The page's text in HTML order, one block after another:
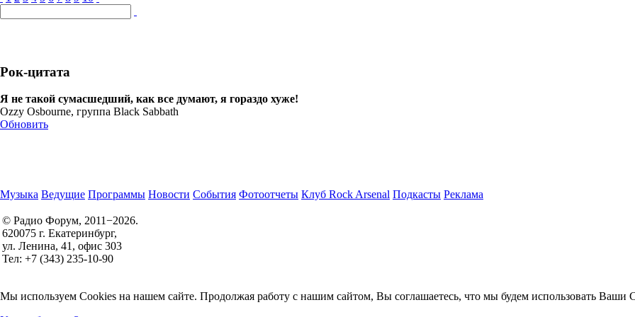
Рок-цитата
Я не такой сумасшедший, как все думают, я гораздо хуже!
Ozzy Osbourne, группа Black Sabbath
Обновить
Музыка Ведущие Программы Новости События Фотоотчеты Клуб Rock Arsenal Подкасты Реклама
© Радио Форум, 2011−2026.
620075 г. Екатеринбург,
ул. Ленина, 41, офис 303
Тел: +7 (343) 235-10-90
Мы используем Cookies на нашем сайте. Продолжая работу с нашим сайтом, Вы соглашаетесь, что мы будем использовать Ваши